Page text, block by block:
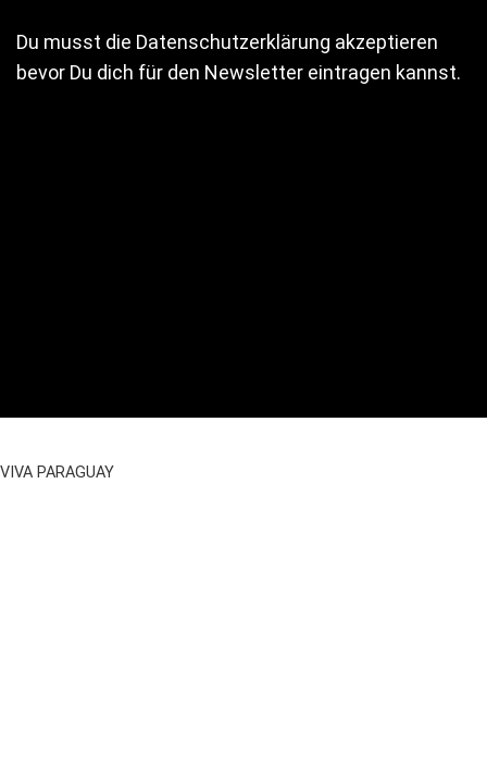
Du musst die Datenschutzerklärung akzeptieren
bevor Du dich für den Newsletter eintragen kannst.
VIVA PARAGUAY